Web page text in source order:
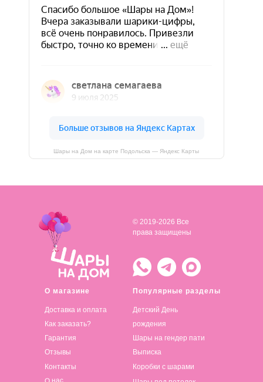
Шары на Дом на карте Подольска — Яндекс Карты
О магазине
Доставка и оплата
Популярные разделы
Детский День
рождения
© 2019-2026 Все
права защищены
Как заказать?
Гарантия
Отзывы
Контакты
Шары на гендер пати
Выписка
Коробки с шарами